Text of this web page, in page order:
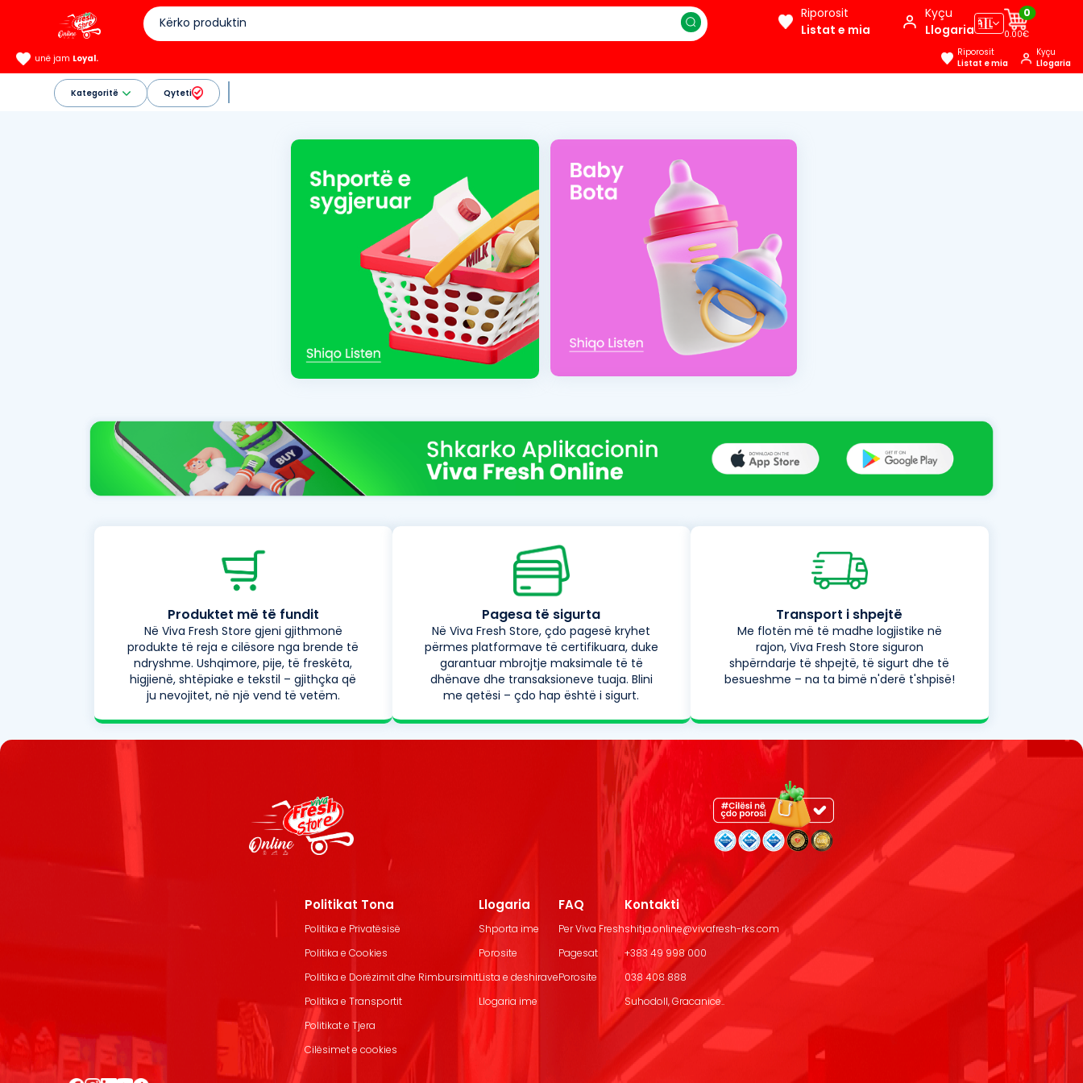
Riporosit
Listat e mia
Kyçu
Llogaria🇦🇱
0
0.00€
unë jam Loyal.
Riporosit
Listat e mia
Kyçu
Llogaria
Kategoritë Qyteti
Produktet më të fundit
Në Viva Fresh Store gjeni gjithmonë
produkte të reja e cilësore nga brende të
ndryshme. Ushqimore, pije, të freskëta,
higjienë, shtëpiake e tekstil – gjithçka që
ju nevojitet, në një vend të vetëm.
Pagesa të sigurta
Në Viva Fresh Store, çdo pagesë kryhet
përmes platformave të certifikuara, duke
garantuar mbrojtje maksimale të të
dhënave dhe transaksioneve tuaja. Blini
me qetësi – çdo hap është i sigurt.
Transport i shpejtë
Me flotën më të madhe logjistike në
rajon, Viva Fresh Store siguron
shpërndarje të shpejtë, të sigurt dhe të
besueshme – na ta bimë n'derë t'shpisë!
Politikat Tona
Politika e Privatësisë
Politika e Cookies
Politika e Dorëzimit dhe Rimbursimit
Politika e Transportit
Politikat e Tjera
Cilësimet e cookies
Llogaria
Shporta ime
Porosite
Lista e deshirave
Llogaria ime
FAQ
Per Viva Fresh
Pagesat
Porosite
Kontakti
shitja.online@vivafresh-rks.com
+383 49 998 000
038 408 888
Suhodoll, Gracanice..